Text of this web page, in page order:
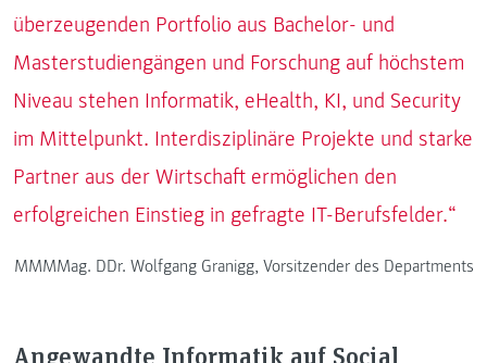
überzeugenden Portfolio aus Bachelor- und
Masterstudiengängen und Forschung auf höchstem
Niveau stehen Informatik, eHealth, KI, und Security
im Mittelpunkt. Interdisziplinäre Projekte und starke
Partner aus der Wirtschaft ermöglichen den
erfolgreichen Einstieg in gefragte IT-Berufsfelder.“
MMMMag. DDr. Wolfgang Granigg, Vorsitzender des Departments
Angewandte Informatik auf Social